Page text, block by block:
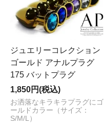
ジュエリーコレクション
ゴールド アナルプラグ
175 バットプラグ
1,850円(税込)
お洒落なキラキラプラグにゴ
ールドカラー（サイズ：
S/M/L）